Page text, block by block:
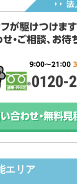
感染拡大
事態宣言に伴い
日より営業時間を
きます。
お願い申し上げま
paypayが使用でき
エリア